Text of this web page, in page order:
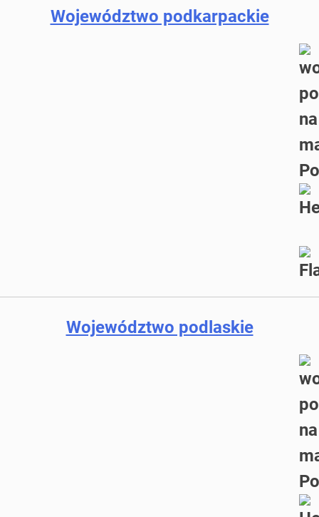
Województwo podkarpackie
Województwo podlaskie